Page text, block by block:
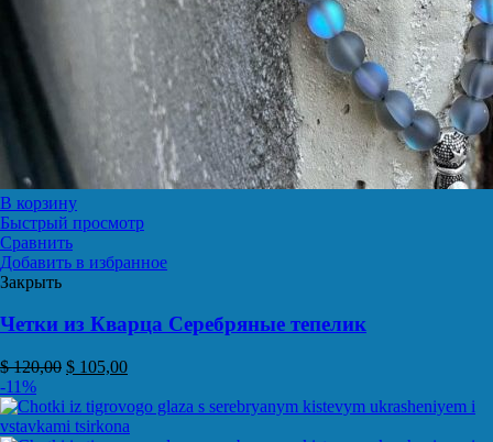
В корзину
Быстрый просмотр
Сравнить
Добавить в избранное
Закрыть
Четки из Кварца Серебряные тепелик
$120,00 $ 105,00
-11%